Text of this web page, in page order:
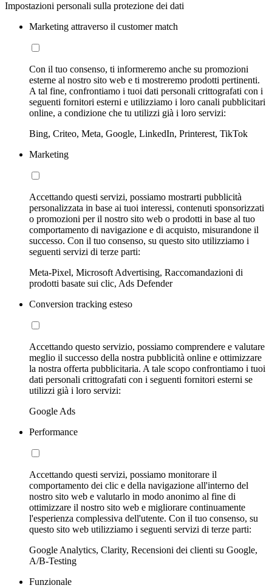
Impostazioni personali sulla protezione dei dati
Marketing attraverso il customer match
Con il tuo consenso, ti informeremo anche su promozioni
esterne al nostro sito web e ti mostreremo prodotti pertinenti.
A tal fine, confrontiamo i tuoi dati personali crittografati con i
seguenti fornitori esterni e utilizziamo i loro canali pubblicitari
online, a condizione che tu utilizzi già i loro servizi:
Bing, Criteo, Meta, Google, LinkedIn, Printerest, TikTok
Marketing
Accettando questi servizi, possiamo mostrarti pubblicità
personalizzata in base ai tuoi interessi, contenuti sponsorizzati
o promozioni per il nostro sito web o prodotti in base al tuo
comportamento di navigazione e di acquisto, misurandone il
successo. Con il tuo consenso, su questo sito utilizziamo i
seguenti servizi di terze parti:
Meta-Pixel, Microsoft Advertising, Raccomandazioni di
prodotti basate sui clic, Ads Defender
Conversion tracking esteso
Accettando questo servizio, possiamo comprendere e valutare
meglio il successo della nostra pubblicità online e ottimizzare
la nostra offerta pubblicitaria. A tale scopo confrontiamo i tuoi
dati personali crittografati con i seguenti fornitori esterni se
utilizzi già i loro servizi:
Google Ads
Performance
Accettando questi servizi, possiamo monitorare il
comportamento dei clic e della navigazione all'interno del
nostro sito web e valutarlo in modo anonimo al fine di
ottimizzare il nostro sito web e migliorare continuamente
l'esperienza complessiva dell'utente. Con il tuo consenso, su
questo sito web utilizziamo i seguenti servizi di terze parti:
Google Analytics, Clarity, Recensioni dei clienti su Google,
A/B-Testing
Funzionale